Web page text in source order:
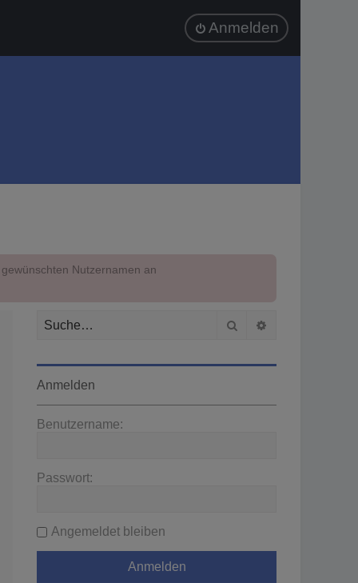
Anmelden
Nutzernamen an
Suche
Anmelden
Benutzername:
Passwort:
Angemeldet bleiben